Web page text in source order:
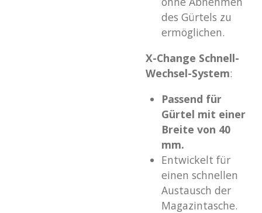
des Gürtels zu
ermöglichen.
X-Change Schnell-
Wechsel-System:
Passend für
Gürtel mit einer
Breite von 40
mm.
Entwickelt für
einen schnellen
Austausch der
Magazintasche.